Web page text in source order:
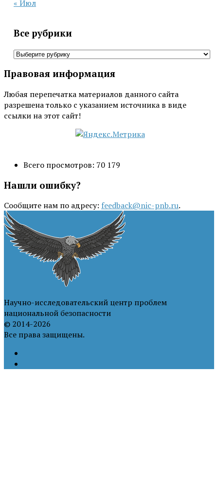
« Июл
Все рубрики
Все
Правовая информация
Любая перепечатка материалов данного сайта
разрешена только с указанием источника в виде
ссылки на этот сайт!
Всего просмотров: 70 179
Нашли ошибку?
Сообщите нам по адресу: feedback@nic-pnb.ru.
Научно-исследовательский центр проблем
национальной безопасности
© 2014-2026
Все права защищены.